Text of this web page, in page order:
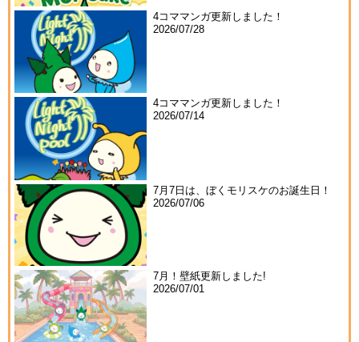
4コママンガ更新しました！
2026/07/28
4コママンガ更新しました！
2026/07/14
7月7日は、ぼくモリスケのお誕生日！
2026/07/06
7月！壁紙更新しました!
2026/07/01